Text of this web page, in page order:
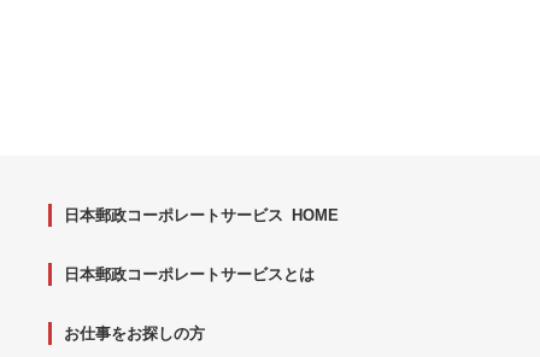
日本郵政コーポレートサービス HOME
日本郵政コーポレートサービスとは
お仕事をお探しの方